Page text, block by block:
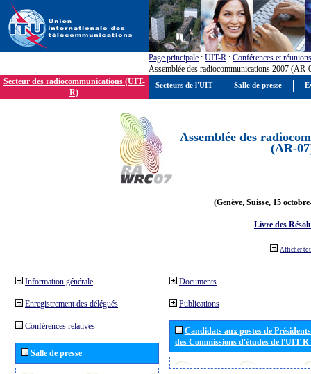
Page principale : UIT-R : Conférences et réunions
Assemblée des radiocommunications 2007 (AR-
Secteur des radiocommunications (UIT-
R)
Assemblée des
(AR-
(Genève, Suisse, 15
Livre des
Afficher
Information générale
Enregistrement des délégués
Conférences relatives
Salle de presse
Documents
Publications
Candidats aux postes de
des Commissions d'études de l'UIT-
Secteurs de l'UIT Salle de presse